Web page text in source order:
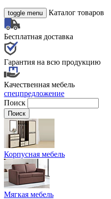
toggle menu Каталог товаров
Бесплатная доставка
Гарантия на всю продукцию
Качественная мебель
спецпредложение
Поиск
Корпусная мебель
Мягкая мебель